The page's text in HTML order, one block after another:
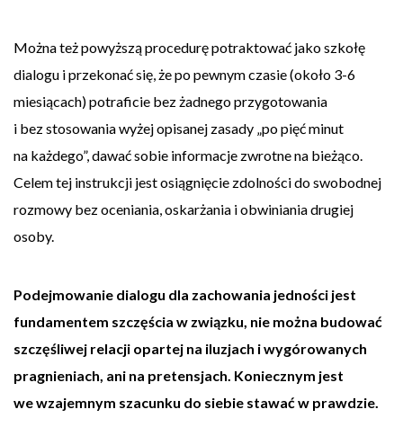
Można też powyższą procedurę potraktować jako szkołę
dialogu i przekonać się, że po pewnym czasie (około 3-6
miesiącach) potraficie bez żadnego przygotowania
i bez stosowania wyżej opisanej zasady „po pięć minut
na każdego”, dawać sobie informacje zwrotne na bieżąco.
Celem tej instrukcji jest osiągnięcie zdolności do swobodnej
rozmowy bez oceniania, oskarżania i obwiniania drugiej
osoby.
Podejmowanie dialogu dla zachowania jedności jest
fundamentem szczęścia w związku, nie można budować
szczęśliwej relacji opartej na iluzjach i wygórowanych
pragnieniach, ani na pretensjach. Koniecznym jest
we wzajemnym szacunku do siebie stawać w prawdzie.